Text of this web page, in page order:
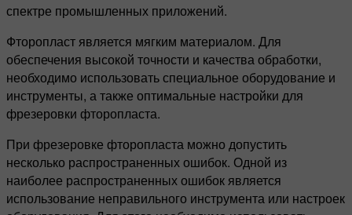
спектре промышленных приложений.
Фторопласт является мягким материалом. Для
обеспечения высокой точности и качества обработки,
необходимо использовать специальное оборудование и
инструменты, а также оптимальные настройки для
фрезеровки фторопласта.
При фрезеровке фторопласта можно допустить
несколько распространенных ошибок. Одной из
наиболее распространенных ошибок является
использование неправильного инструмента или настроек